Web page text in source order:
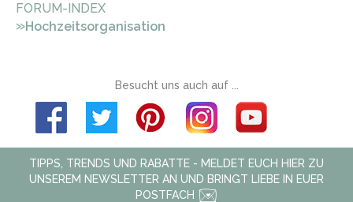
FORUM-INDEX
»Hochzeitsorganisation
Besucht uns auch auf ...
TIPPS, TRENDS UND RABATTE - MELDET EUCH HIER ZU
UNSEREM NEWSLETTER AN UND BRINGT LIEBE IN EUER
POSTFACH